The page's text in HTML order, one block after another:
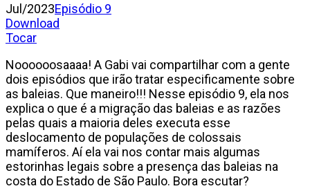
Jul/2023Episódio 9
Download
Tocar
Noooooosaaaa! A Gabi vai compartilhar com a gente
dois episódios que irão tratar especificamente sobre
as baleias. Que maneiro!!! Nesse episódio 9, ela nos
explica o que é a migração das baleias e as razões
pelas quais a maioria deles executa esse
deslocamento de populações de colossais
mamíferos. Aí ela vai nos contar mais algumas
estorinhas legais sobre a presença das baleias na
costa do Estado de São Paulo. Bora escutar?